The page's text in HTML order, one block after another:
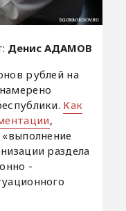
Денис АДАМОВ
рублей на
Как
,
раздела
-